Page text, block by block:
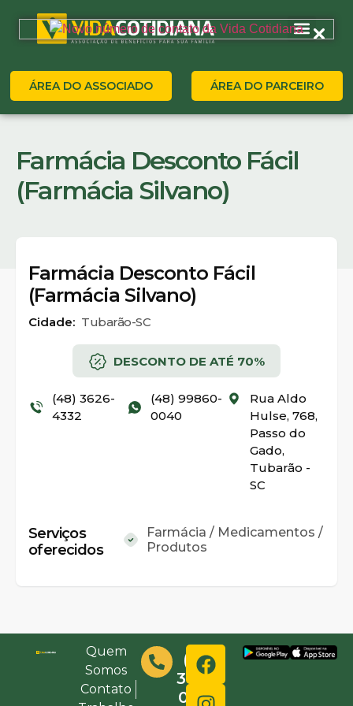
ÁREA DO ASSOCIADO ÁREA DO PARCEIRO
Farmácia Desconto Fácil
(Farmácia Silvano)
Farmácia Desconto Fácil
(Farmácia Silvano)
Cidade: Tubarão-SC
DESCONTO DE ATÉ 70%
(48) 3626-
4332
(48) 99860-
0040
Rua Aldo
Hulse, 768,
Passo do
Gado,
Tubarão -
SC
Serviços
oferecidos
Farmácia / Medicamentos /
Produtos
Quem
Somos
Contato
(48)
3632-
0000